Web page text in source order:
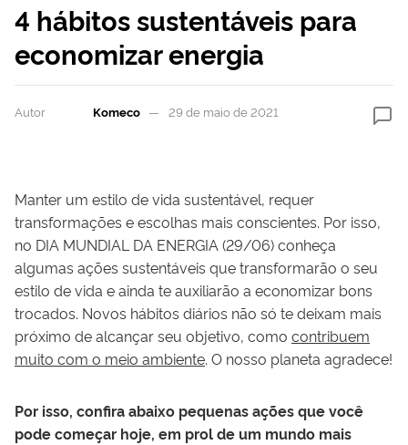
4 hábitos sustentáveis para
economizar energia
Autor Komeco 29 de maio de 2021
Manter um estilo de vida sustentável, requer
transformações e escolhas mais conscientes. Por isso,
no DIA MUNDIAL DA ENERGIA (29/06) conheça
algumas ações sustentáveis que transformarão o seu
estilo de vida e ainda te auxiliarão a economizar bons
trocados. Novos hábitos diários não só te deixam mais
próximo de alcançar seu objetivo, como contribuem
muito com o meio ambiente. O nosso planeta agradece!
Por isso, confira abaixo pequenas ações que você
pode começar hoje, em prol de um mundo mais